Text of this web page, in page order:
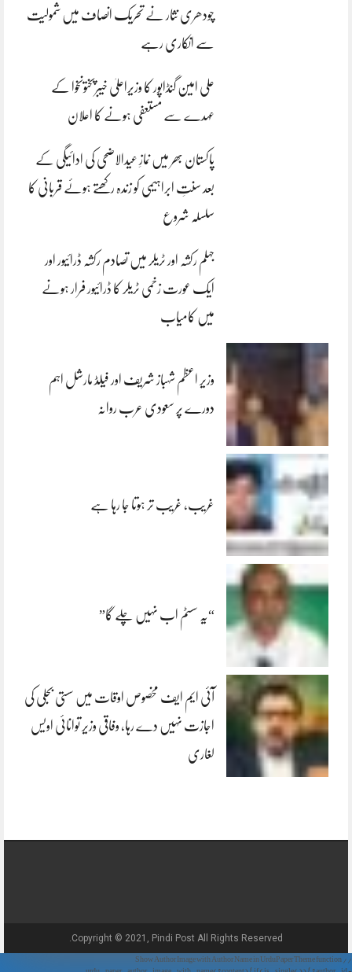
چودھری نثار نے تحریک انصاف میں شمولیت
سے انکاری رہے
علی امین گنڈاپور کا وزیراعلیٰ خیبرپختونخوا کے
عہدے سے مستعفی ہونے کا اعلان
پاکستان بھر میں نمازِ عیدالاضحی کی ادائیگی کے
بعد سنتِ ابراہیمی کو زندہ رکھتے ہوئے قربانی کا
سلسلہ شروع
جہلم رکشہ اور ٹریلر میں تصادم رکشہ ڈرائیور اور
ایک عورت زخمی ٹریلر کا ڈرائیور فرار ہونے
میں کامیاب
وزیر اعظم شہباز شریف اور فیلڈ مارشل اہم
دورے پر سعودی عرب روانہ
غریب، غریب تر ہوتا جا رہا ہے
“یہ سسٹم اب نہیں چلے گا”
آئی ایم ایف مخصوص اوقات میں سستی بجلی کی
اجازت نہیں دے رہا، وفاقی وزیر توانائی اویس
لغاری
Copyright © 2021, Pindi Post All Rights Reserved.
// Show Author Image with Author Name in UrduPaper Theme function